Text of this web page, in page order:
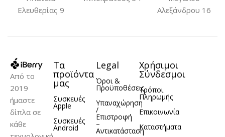
ΈΤΟΣ ΚΥΚΛΟΦΟΡΊΑΣ
2025
ΧΩΡΗΤΙΚΌΤΗΤΑ
256GB
Ελευθερίας 9
Αλεξάνδρου 16
Από το
2019
ήμαστε
δίπλα σε
κάθε
Τα
προϊόντα
μας
Συσκευές
Apple
Συσκευές
Android
Legal
Όροι &
Προϋποθέσεις
Υπαναχώρηση
/
Επιστροφή
–
Αντικατάσταση
Χρήσιμοι
Σύνδεσμοι
Τρόποι
Πληρωμής
Επικοινωνία
Καταστήματα